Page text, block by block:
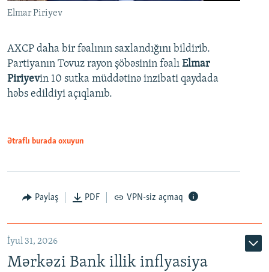
Elmar Piriyev
AXCP daha bir fəalının saxlandığını bildirib.
Partiyanın Tovuz rayon şöbəsinin fəalı Elmar
Piriyevin 10 sutka müddətinə inzibati qaydada
həbs edildiyi açıqlanıb.
Ətraflı burada oxuyun
Paylaş PDF VPN-siz açmaq
İyul 31, 2026
Mərkəzi Bank illik inflyasiya